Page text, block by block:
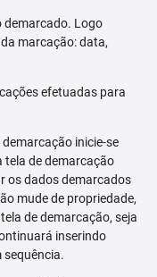
demarcado. Logo
marcação: data,
efetuadas para
inicie-se
tela de demarcação
os dados demarcados
mude de propriedade,
de demarcação, seja
inserindo
sequência.